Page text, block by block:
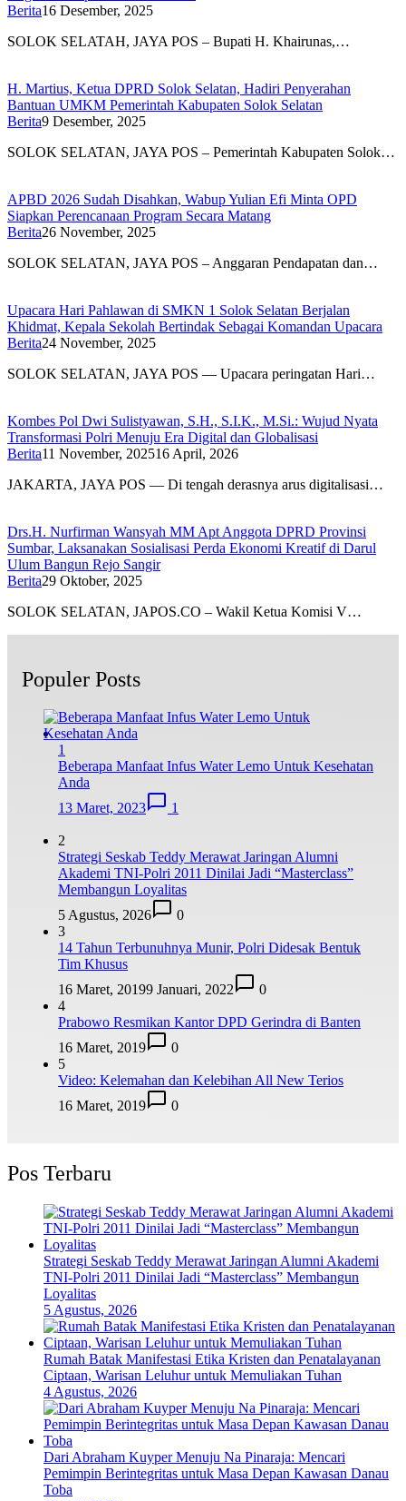
Berita16 Desember, 2025
SOLOK SELATAH, JAYA POS – Bupati H. Khairunas,…
H. Martius, Ketua DPRD Solok Selatan, Hadiri Penyerahan
Bantuan UMKM Pemerintah Kabupaten Solok Selatan
Berita9 Desember, 2025
SOLOK SELATAN, JAYA POS – Pemerintah Kabupaten Solok…
APBD 2026 Sudah Disahkan, Wabup Yulian Efi Minta OPD
Siapkan Perencanaan Program Secara Matang
Berita26 November, 2025
SOLOK SELATAN, JAYA POS – Anggaran Pendapatan dan…
Upacara Hari Pahlawan di SMKN 1 Solok Selatan Berjalan
Khidmat, Kepala Sekolah Bertindak Sebagai Komandan Upacara
Berita24 November, 2025
SOLOK SELATAN, JAYA POS — Upacara peringatan Hari…
Kombes Pol Dwi Sulistyawan, S.H., S.I.K., M.Si.: Wujud Nyata
Transformasi Polri Menuju Era Digital dan Globalisasi
Berita11 November, 202516 April, 2026
JAKARTA, JAYA POS — Di tengah derasnya arus digitalisasi…
Drs.H. Nurfirman Wansyah MM Apt Anggota DPRD Provinsi
Sumbar, Laksanakan Sosialisasi Perda Ekonomi Kreatif di Darul
Ulum Bangun Rejo Sangir
Berita29 Oktober, 2025
SOLOK SELATAN, JAPOS.CO – Wakil Ketua Komisi V…
Populer Posts
1
Beberapa Manfaat Infus Water Lemo Untuk Kesehatan
Anda
13 Maret, 2023
1
2
Strategi Seskab Teddy Merawat Jaringan Alumni
Akademi TNI-Polri 2011 Dinilai Jadi “Masterclass”
Membangun Loyalitas
5 Agustus, 2026
0
3
14 Tahun Terbunuhnya Munir, Polri Didesak Bentuk
Tim Khusus
16 Maret, 20199 Januari, 2022
0
4
Prabowo Resmikan Kantor DPD Gerindra di Banten
16 Maret, 2019
0
5
Video: Kelemahan dan Kelebihan All New Terios
16 Maret, 2019
0
Pos Terbaru
Strategi Seskab Teddy Merawat Jaringan Alumni Akademi
TNI-Polri 2011 Dinilai Jadi “Masterclass” Membangun
Loyalitas
5 Agustus, 2026
Rumah Batak Manifestasi Etika Kristen dan Penatalayanan
Ciptaan, Warisan Leluhur untuk Memuliakan Tuhan
4 Agustus, 2026
Dari Abraham Kuyper Menuju Na Pinaraja: Mencari
Pemimpin Berintegritas untuk Masa Depan Kawasan Danau
Toba